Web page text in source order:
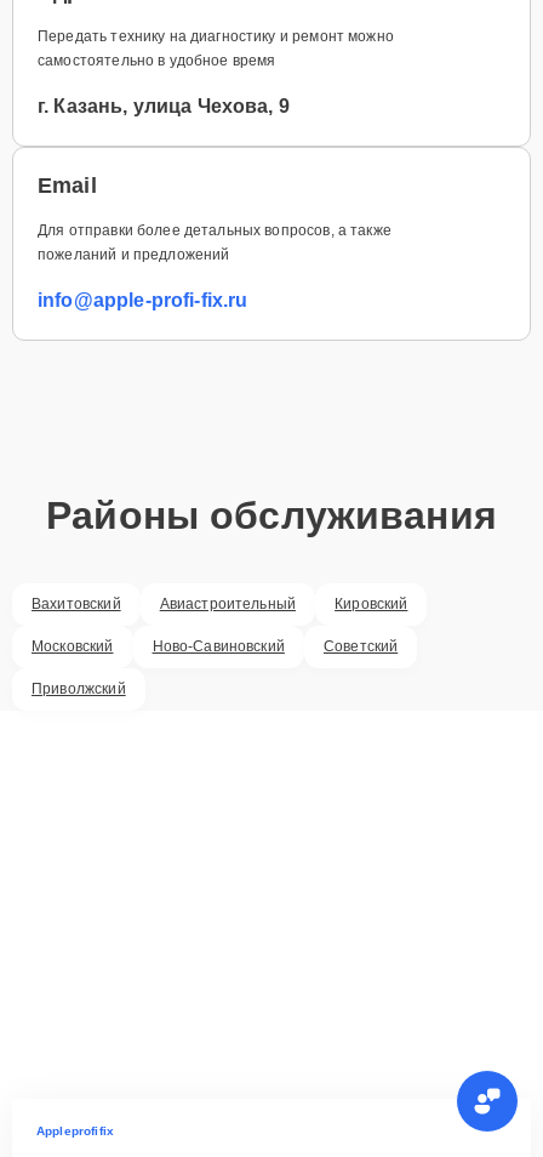
Передать технику на диагностику и ремонт можно
самостоятельно в удобное время
г. Казань, улица Чехова, 9
Email
Для отправки более детальных вопросов, а также
пожеланий и предложений
info@apple-profi-fix.ru
Районы обслуживания
Вахитовский Авиастроительный Кировский
Московский Ново-Савиновский Советский
Приволжский
Appleprofifix